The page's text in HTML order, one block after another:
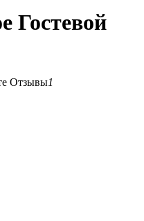
Гостевой
Отзывы1